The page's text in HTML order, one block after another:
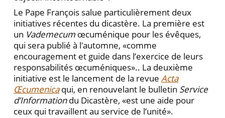
Le Pape François salue particulièrement deux
initiatives récentes du dicastère. La première est
un Vademecum œcuménique pour les évêques,
qui sera publié à l'automne, «comme
encouragement et guide dans l’exercice de leurs
responsabilités œcuméniques».. La deuxième
initiative est le lancement de la revue Acta
Œcumenicaqui, en renouvelant le bulletin Service
d’Informationdu Dicastère, «est une aide pour
ceux qui travaillent au service de l’unité».